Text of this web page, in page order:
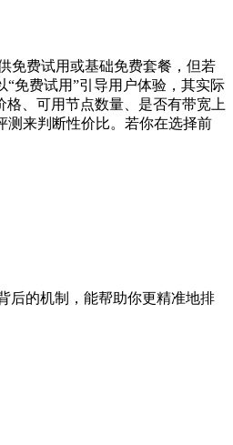
免费试用或基础免费套餐，但若
免费试用”引导用户体验，其实际
、可用节点数量、是否有带宽上
测来判断性价比。若你在选择前
后的机制，能帮助你更精准地排